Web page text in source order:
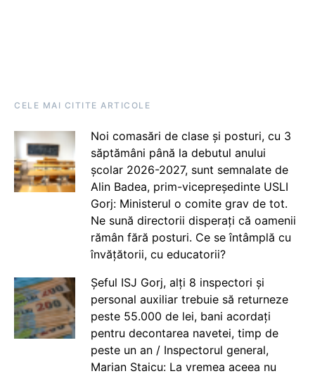
CELE MAI CITITE ARTICOLE
Noi comasări de clase și posturi, cu 3
săptămâni până la debutul anului
școlar 2026-2027, sunt semnalate de
Alin Badea, prim-vicepreședinte USLI
Gorj: Ministerul o comite grav de tot.
Ne sună directorii disperați că oamenii
rămân fără posturi. Ce se întâmplă cu
învățătorii, cu educatorii?
Șeful ISJ Gorj, alți 8 inspectori și
personal auxiliar trebuie să returneze
peste 55.000 de lei, bani acordați
pentru decontarea navetei, timp de
peste un an / Inspectorul general,
Marian Staicu: La vremea aceea nu